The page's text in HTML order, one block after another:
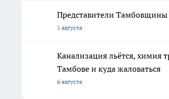
Представители Тамбовщины
1 августа
Канализация льётся, химия
Тамбове и куда жаловаться
6 августа